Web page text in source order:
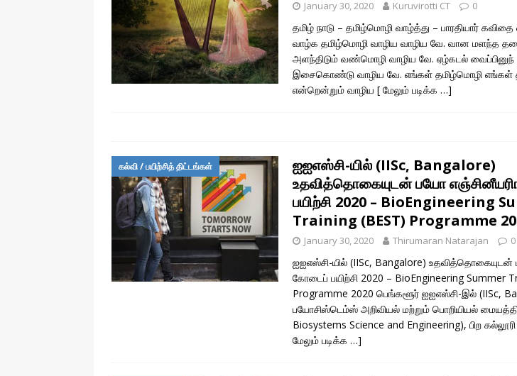
January 30, 2020 Kuruvirotti CT 0
தமிழ் நாடு – தமிழ்மொழி வாழ்த்து – பாரதியார்
வாழ்க தமிழ்மொழி வாழிய வாழிய வே. வான மளந்த
அளந்திடும் வண்மொழி வாழிய வே. ஏழ்கடல்
இசைகொண்டு வாழிய வே. எங்கள் தமிழ்மொழி எங்கள்
என்றென்றும் வாழிய [ மேலும் படிக்க …]
கல்வி / பயிற்சித் திட்டங்கள்
ஐஐஎஸ்சி-யில் (IISc, Bangalore)
உதவித்தொகையுடன் பயோ
பயிற்சி 2020 – BioEngineering
Training (BEST) Programme
January 30, 2020 Thirumaran Natarajan 0
ஐஐஎஸ்சி-யில் (IISc, Bangalore)
கோடைப் பயிற்சி 2020 – BioEngineering Summer
Programme 2020 பெங்களூர் ஐஐஎஸ்சி-இல் (IISc,
பயோசிஸ்டெம்ஸ் அறிவியல் மற்றும் பொறியியல்
Biosystems Science and Engineering), பிற
மேலும் படிக்க …]